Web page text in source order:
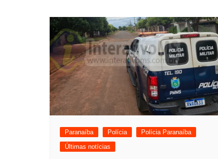
Post
Paranaíba Polícia
Polícia Paranaíba
Últimas notícias